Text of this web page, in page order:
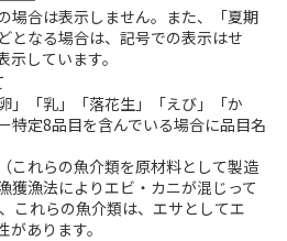
場合は表示しません。また、「夏期
となる場合は、記号での表示はせ
しています。
」「乳」「落花生」「えび」「か
特定8品目を含んでいる場合に品目名
これらの魚介類を原材料として製造
獲漁法によりエビ・カニが混じって
これらの魚介類は、エサとしてエ
あります。